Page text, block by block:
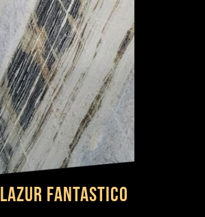
Lazur Fantastico